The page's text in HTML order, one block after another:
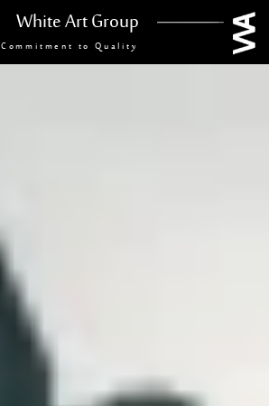
White Art Group
Commitment to Quality